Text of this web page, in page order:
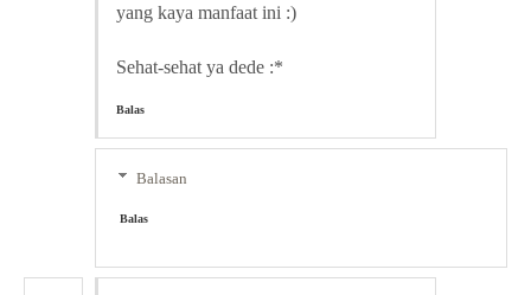
yang kaya manfaat ini :)
Sehat-sehat ya dede :*
Balas
Balasan
Balas